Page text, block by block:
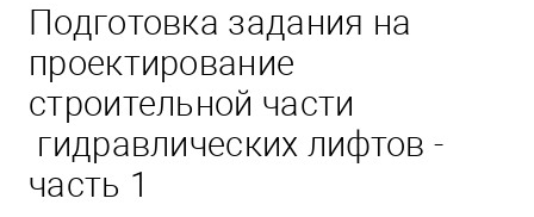
Подготовка задания на
проектирование
строительной части
гидравлических лифтов -
часть 1